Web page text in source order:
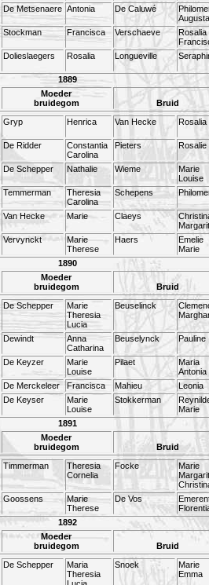
De Metsenaere Antonia De Caluwé
Augusta
Stockman Francisca Verschaeve
Rosalia
Dolieslaegers Rosalia Longueville
1889
Moeder
bruidegom
Bruid
Gryp Henrica Van Hecke Rosalia
De Ridder
Constantia
Carolina
Pieters Rosalie
De Schepper Nathalie Wieme
Marie
Louise
Temmerman
Theresia
Carolina
Schepens
Van Hecke Marie Claeys
Vervynckt
Marie
Therese
Haers
Emelie
Marie
1890
Moeder
bruidegom
Bruid
De Schepper
Marie
Theresia
Lucia
Beuselinck
Dewindt
Anna
Catharina
Beuselynck Pauline
De Keyzer
Marie
Louise
Pilaet
Maria
Antonia
De Merckeleer Francisca Mahieu Leonia
De Keyser
Marie
Louise
Stokkerman
Marie
1891
Moeder
bruidegom
Bruid
Timmerman
Theresia
Cornelia
Focke
Marie
Goossens
Marie
Therese
De Vos
1892
Moeder
bruidegom
Bruid
De Schepper
Maria
Theresia
Snoek
Marie
Emma